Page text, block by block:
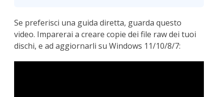
Se preferisci una guida diretta, guarda questo
video. Imparerai a creare copie dei file raw dei tuoi
dischi, e ad aggiornarli su Windows 11/10/8/7: